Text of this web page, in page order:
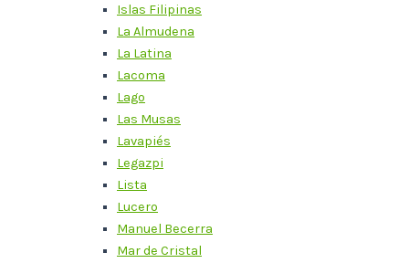
Islas Filipinas
La Almudena
La Latina
Lacoma
Lago
Las Musas
Lavapiés
Legazpi
Lista
Lucero
Manuel Becerra
Mar de Cristal